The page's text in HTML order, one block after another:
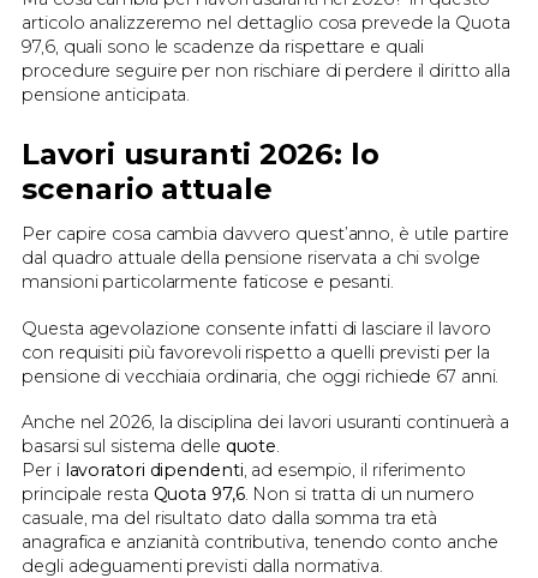
articolo analizzeremo nel dettaglio cosa prevede la Quota
97,6, quali sono le scadenze da rispettare e quali
procedure seguire per non rischiare di perdere il diritto alla
pensione anticipata.
Lavori usuranti 2026: lo
scenario attuale
Per capire cosa cambia davvero quest’anno, è utile partire
dal quadro attuale della pensione riservata a chi svolge
mansioni particolarmente faticose e pesanti.
Questa agevolazione consente infatti di lasciare il lavoro
con requisiti più favorevoli rispetto a quelli previsti per la
pensione di vecchiaia ordinaria, che oggi richiede 67 anni.
Anche nel 2026, la disciplina dei lavori usuranti continuerà a
basarsi sul sistema delle quote.
Per i lavoratori dipendenti, ad esempio, il riferimento
principale resta Quota 97,6. Non si tratta di un numero
casuale, ma del risultato dato dalla somma tra età
anagrafica e anzianità contributiva, tenendo conto anche
degli adeguamenti previsti dalla normativa.